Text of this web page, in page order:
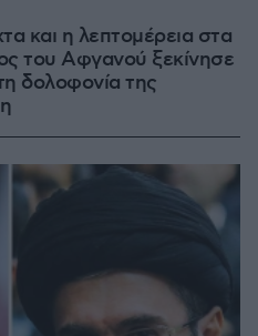
και η λεπτομέρεια στα
του Αφγανού ξεκίνησε
δολοφονία της